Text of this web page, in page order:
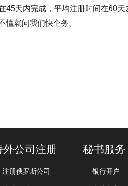
天内完成，平均注册时间在60
懂就问我们快企务。
外公司注册
注册俄罗斯公司
秘书服务
银行开户